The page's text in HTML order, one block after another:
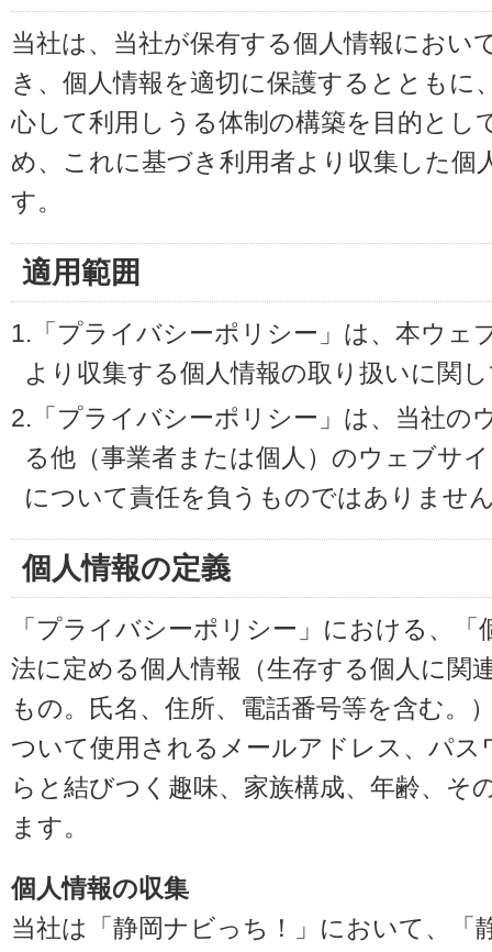
当社は、当社が保有する個人情報におい
き、個人情報を適切に保護するとともに
心して利用しうる体制の構築を目的とし
め、これに基づき利用者より収集した個
す。
適用範囲
1.「プライバシーポリシー」は、本ウェ
より収集する個人情報の取り扱いに関
2.「プライバシーポリシー」は、当社の
る他（事業者または個人）のウェブサ
について責任を負うものではありませ
個人情報の定義
「プライバシーポリシー」における、
法に定める個人情報（生存する個人に関
もの。氏名、住所、電話番号等を含む。
ついて使用されるメールアドレス、パ
らと結びつく趣味、家族構成、年齢、そ
ます。
個人情報の収集
当社は「静岡ナビっち！」において、「